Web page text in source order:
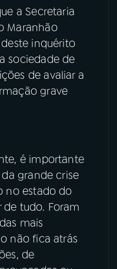
a Secretaria
Maranhão
inquérito
sociedade de
de avaliar a
grave
é importante
grande crise
no estado do
tudo. Foram
mais
não fica atrás
de